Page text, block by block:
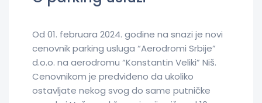
Od 01. februara 2024. godine na snazi je novi
cenovnik parking usluga “Aerodromi Srbije”
d.o.o. na aerodromu “Konstantin Veliki” Niš.
Cenovnikom je predviđeno da ukoliko
ostavljate nekog svog do same putničke